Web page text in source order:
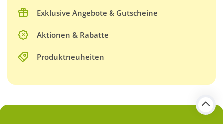
Exklusive Angebote & Gutscheine
Aktionen & Rabatte
Produktneuheiten